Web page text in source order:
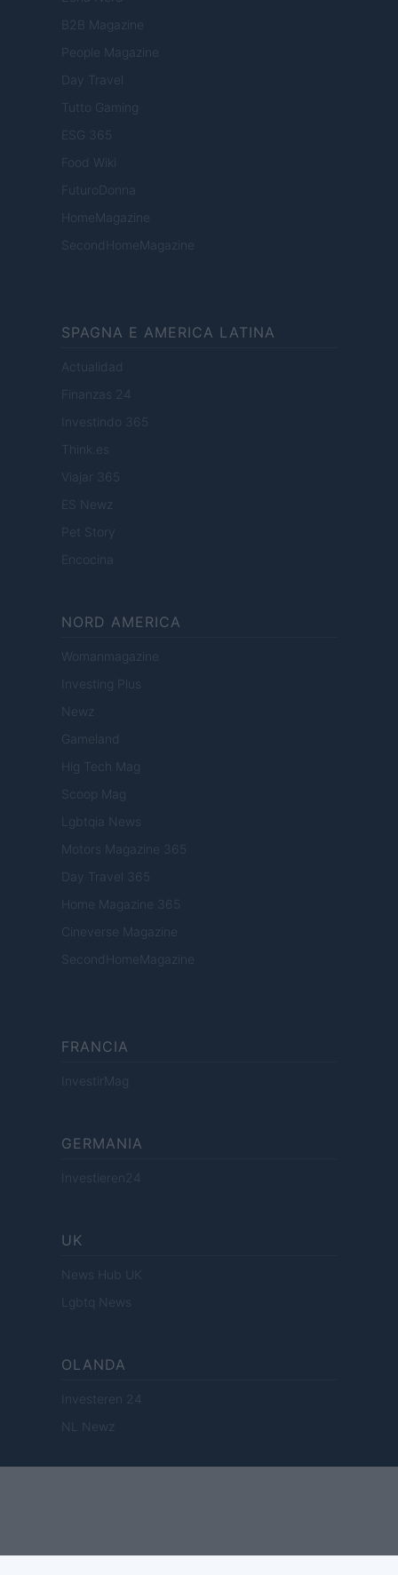
B2B Magazine
People Magazine
Day Travel
Tutto Gaming
ESG 365
Food Wiki
FuturoDonna
HomeMagazine
SecondHomeMagazine
SPAGNA E AMERICA LATINA
Actualidad
Finanzas 24
Investindo 365
Think.es
Viajar 365
ES Newz
Pet Story
Encocina
NORD AMERICA
Womanmagazine
Investing Plus
Newz
Gameland
Hig Tech Mag
Scoop Mag
Lgbtqia News
Motors Magazine 365
Day Travel 365
Home Magazine 365
Cineverse Magazine
SecondHomeMagazine
FRANCIA
InvestirMag
GERMANIA
Investieren24
UK
News Hub UK
Lgbtq News
OLANDA
Investeren 24
NL Newz